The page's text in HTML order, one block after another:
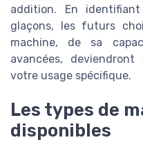
addition. En
glaçons, les futurs
machine, de sa
avancées,
votre usage spécifique.
Les types de
disponibles